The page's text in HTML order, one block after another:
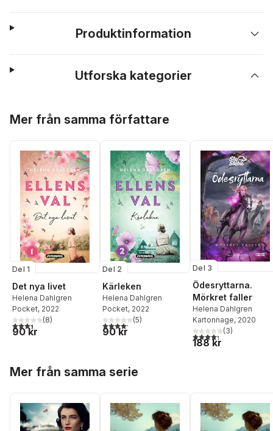
Produktinformation
Utforska kategorier
Mer från samma författare
Del 1
Det nya livet
Helena Dahlgren
Pocket, 2022
3,4utav 5 stjärnor. Totalt antal röster:
(8)
90 kr
Del 2
Kärleken
Helena Dahlgren
Pocket, 2022
4,2utav 5 stjärnor. Totalt antal röster:
(5)
90 kr
Del 3
Ödesryttarna.
Mörkret faller
Helena Dahlgren
Kartonnage, 2020
4,3utav 5 stjärnor.
(3)
188 kr
Mer från samma serie